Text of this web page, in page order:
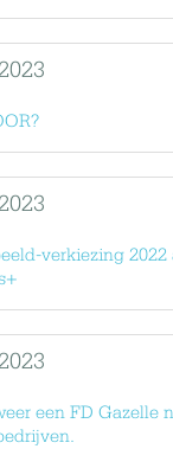
verkiezing 2022
een FD Gazelle